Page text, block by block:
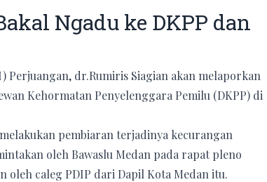
Ngadu ke DKPP dan
Perjuangan, dr.Rumiris Siagian akan melaporkan
Kehormatan Penyelenggara Pemilu (DKPP) di
pembiaran terjadinya kecurangan
oleh Bawaslu Medan pada rapat pleno
oleh caleg PDIP dari Dapil Kota Medan itu.